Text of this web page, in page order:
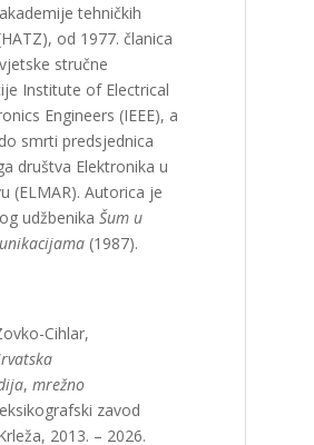
tehničkih
od 1977. članica
stručne
Institute of Electrical
Engineers (IEEE), a
smrti predsjednica
društva Elektronika u
(ELMAR). Autorica je
udžbenikaŠum u
(1987).
Cihlar,
,mrežno
zavod
2013. – 2026.